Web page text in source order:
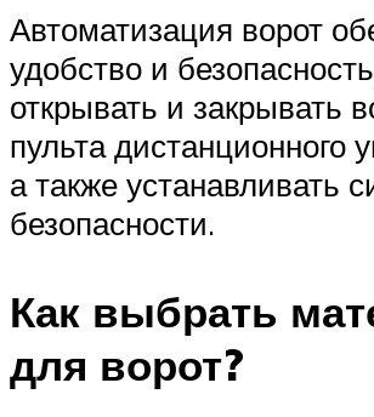
Автоматизация ворот
удобство и
открывать и закрывать
пульта дистанционного
а также устанавливать
безопасности.
Как выбрать
для ворот?